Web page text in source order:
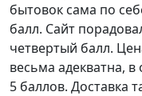
бытовок сама по
балл. Сайт
четвертый балл.
весьма адекватна,
5 баллов. Доставка